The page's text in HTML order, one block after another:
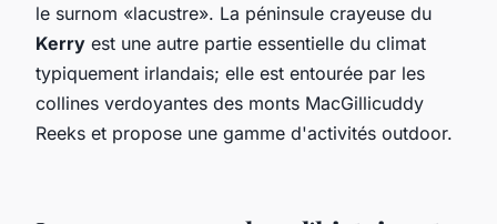
le surnom «lacustre». La péninsule crayeuse du
Kerry est une autre partie essentielle du climat
typiquement irlandais; elle est entourée par les
collines verdoyantes des monts MacGillicuddy
Reeks et propose une gamme d'activités outdoor.